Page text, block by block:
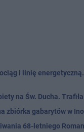
i linię
na Św. Ducha.
zbiórka gabarytów w
68-letniego